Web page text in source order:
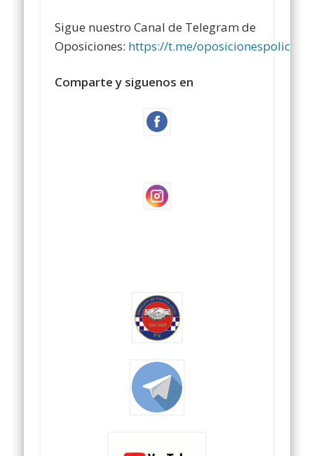
Sigue nuestro Canal de Telegram de
Oposiciones: https://t.me/
Comparte y siguenos en